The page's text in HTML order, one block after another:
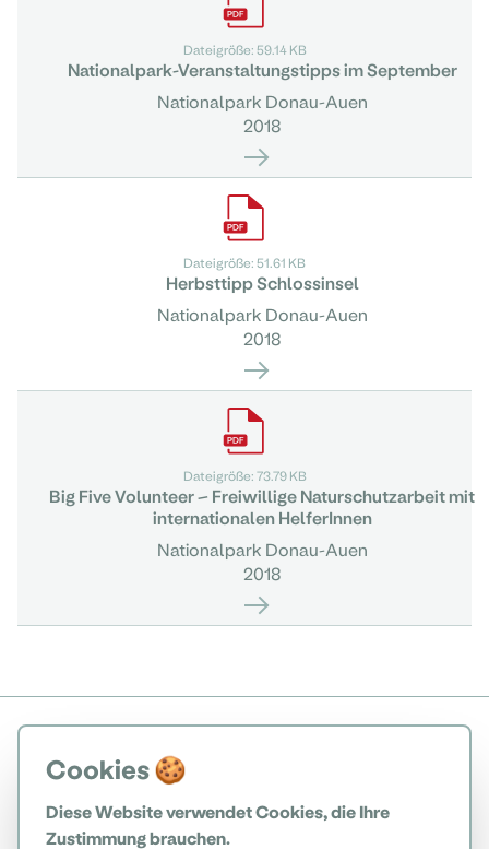
Cookies 🍪
Diese Website verwendet Cookies, die Ihre
Zustimmung brauchen.
Dateigröße: 59.14 KB
Nationalpark-Veranstaltungstipps im September
Nationalpark Donau-Auen
2018
Dateigröße: 51.61 KB
Herbsttipp Schlossinsel
Nationalpark Donau-Auen
2018
Dateigröße: 73.79 KB
Big Five Volunteer – Freiwillige Naturschutzarbeit mit
internationalen HelferInnen
Nationalpark Donau-Auen
2018